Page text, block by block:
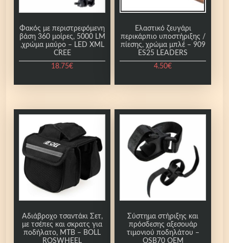
Φακός με περιστρεφόμενη
βάση 360 μοίρες, 5000 LM
,χρώμα μαύρο – LED XML
CREE
18.75€
Ελαστικό ζευγάρι
περικάρπιο υποστήριξης /
πίεσης, χρώμα μπλέ – 909
ES25 LEADERS
4.50€
Αδιάβροχο τσαντάκι Σετ,
με τσέπες και σκρατς για
ποδήλατο, ΜΤΒ – BOLL
ROSWHEEL
Σύστημα στήριξης και
πρόσδεσης αξεσουάρ
τιμονιού ποδηλάτου –
OSB70 OEM